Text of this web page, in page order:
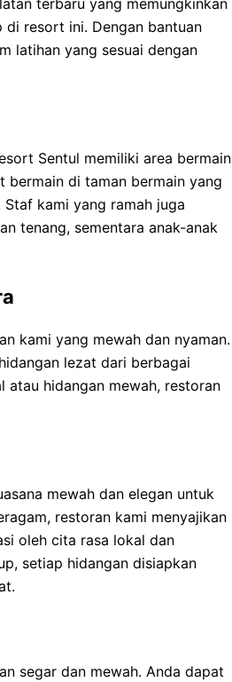
terbaru yang memungkinkan
di resort ini. Dengan bantuan
latihan yang sesuai dengan
Sentul memiliki area bermain
bermain di taman bermain yang
kami yang ramah juga
tenang, sementara anak-anak
kami yang mewah dan nyaman.
lezat dari berbagai
atau hidangan mewah, restoran
mewah dan elegan untuk
restoran kami menyajikan
oleh cita rasa lokal dan
setiap hidangan disiapkan
segar dan mewah. Anda dapat